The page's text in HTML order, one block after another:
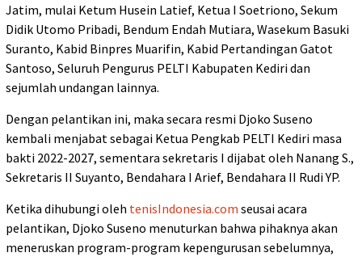
Jatim, mulai Ketum Husein Latief, Ketua I Soetriono, Sekum
Didik Utomo Pribadi, Bendum Endah Mutiara, Wasekum Basuki
Suranto, Kabid Binpres Muarifin, Kabid Pertandingan Gatot
Santoso, Seluruh Pengurus PELTI Kabupaten Kediri dan
sejumlah undangan lainnya.
Dengan pelantikan ini, maka secara resmi Djoko Suseno
kembali menjabat sebagai Ketua Pengkab PELTI Kediri masa
bakti 2022-2027, sementara sekretaris I dijabat oleh Nanang S.,
Sekretaris II Suyanto, Bendahara I Arief, Bendahara II Rudi YP.
Ketika dihubungi oleh tenisIndonesia.com seusai acara
pelantikan, Djoko Suseno menuturkan bahwa pihaknya akan
meneruskan program-program kepengurusan sebelumnya,